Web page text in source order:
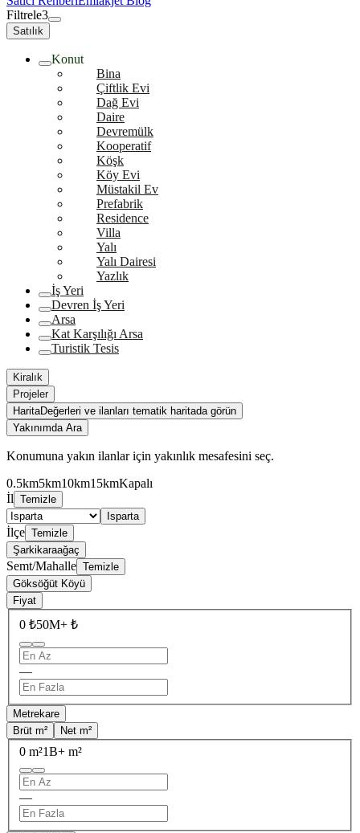
Filtrele3
Satılık
Konut
Bina
Çiftlik Evi
Dağ Evi
Daire
Devremülk
Kooperatif
Köşk
Köy Evi
Müstakil Ev
Prefabrik
Residence
Villa
Yalı
Yalı Dairesi
Yazlık
İş Yeri
Devren İş Yeri
Arsa
Kat Karşılığı Arsa
Turistik Tesis
Kiralık
Projeler
HaritaDeğerleri ve ilanları tematik haritada görün
Yakınımda Ara
Konumuna yakın ilanlar için yakınlık mesafesini seç.
0.5km5km10km15kmKapalı
İl Temizle
Isparta
İlçe Temizle
Şarkikaraağaç
Semt/Mahalle Temizle
Göksöğüt Köyü
Fiyat
0 ₺50M+ ₺
—
Metrekare
Brüt m²
Net m²
0 m²1B+ m²
—